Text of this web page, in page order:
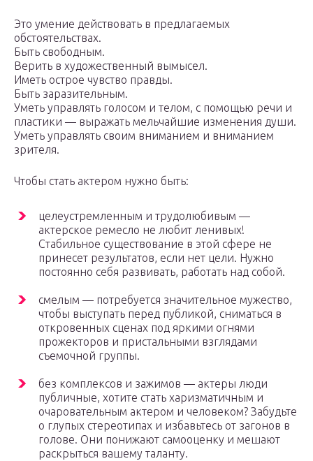
Это умение действовать в предлагаемых
обстоятельствах.
Быть свободным.
Верить в художественный вымысел.
Иметь острое чувство правды.
Быть заразительным.
Уметь управлять голосом и телом, с помощью речи и
пластики — выражать мельчайшие изменения души.
Уметь управлять своим вниманием и вниманием
зрителя.
Чтобы стать актером нужно быть:
целеустремленным и трудолюбивым —
актерское ремесло не любит ленивых!
Стабильное существование в этой сфере не
принесет результатов, если нет цели. Нужно
постоянно себя развивать, работать над собой.
смелым — потребуется значительное мужество,
чтобы выступать перед публикой, сниматься в
откровенных сценах под яркими огнями
прожекторов и пристальными взглядами
съемочной группы.
без комплексов и зажимов — актеры люди
публичные, хотите стать харизматичным и
очаровательным актером и человеком? Забудьте
о глупых стереотипах и избавьтесь от загонов в
голове. Они понижают самооценку и мешают
раскрыться вашему таланту.